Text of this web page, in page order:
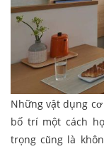
Những vật dụng
bố trí một cách
trọng cũng là